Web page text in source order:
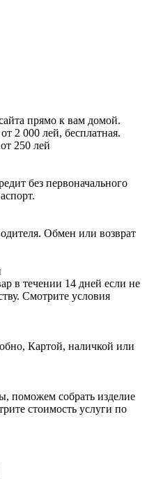
прямо к вам домой.
2 000 лей, бесплатная.
250 лей
без первоначального
Обмен или возврат
в течении 14 дней если не
Смотрите условия
Картой, наличкой или
поможем собрать изделие
стоимость услуги по